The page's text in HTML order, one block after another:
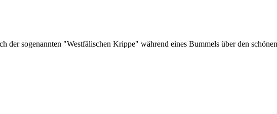
der sogenannten "Westfälischen Krippe" während eines Bummels über den